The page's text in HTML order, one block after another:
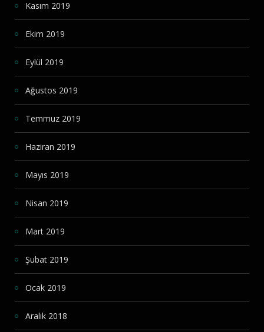
Kasım 2019
Ekim 2019
Eylül 2019
Ağustos 2019
Temmuz 2019
Haziran 2019
Mayıs 2019
Nisan 2019
Mart 2019
Şubat 2019
Ocak 2019
Aralık 2018